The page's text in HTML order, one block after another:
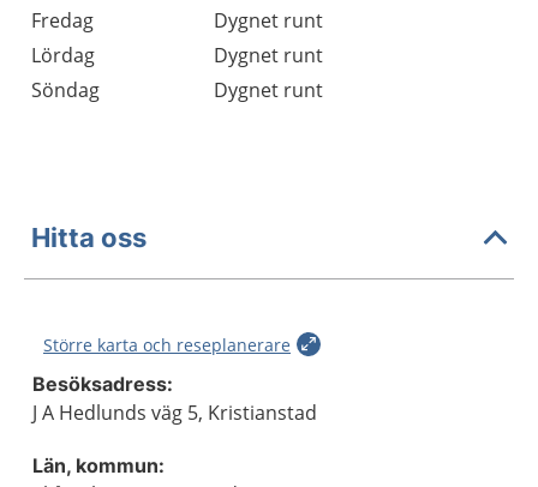
Fredag
Dygnet runt
Lördag
Dygnet runt
Söndag
Dygnet runt
Hitta oss
Större karta och reseplanerare
Besöksadress:
J A Hedlunds väg 5, Kristianstad
Län, kommun: